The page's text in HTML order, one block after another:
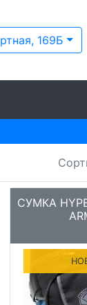
169Б
СУМКА